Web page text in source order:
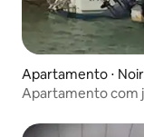
Apartamento ⋅
Apartamento com